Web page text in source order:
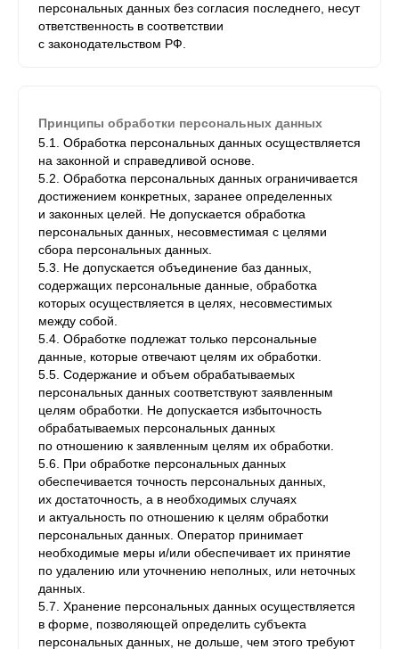
персональных данных без согласия последнего, несут
ответственность в соответствии
с законодательством РФ.
Принципы обработки персональных данных
5.1. Обработка персональных данных осуществляется
на законной и справедливой основе.
5.2. Обработка персональных данных ограничивается
достижением конкретных, заранее определенных
и законных целей. Не допускается обработка
персональных данных, несовместимая с целями
сбора персональных данных.
5.3. Не допускается объединение баз данных,
содержащих персональные данные, обработка
которых осуществляется в целях, несовместимых
между собой.
5.4. Обработке подлежат только персональные
данные, которые отвечают целям их обработки.
5.5. Содержание и объем обрабатываемых
персональных данных соответствуют заявленным
целям обработки. Не допускается избыточность
обрабатываемых персональных данных
по отношению к заявленным целям их обработки.
5.6. При обработке персональных данных
обеспечивается точность персональных данных,
их достаточность, а в необходимых случаях
и актуальность по отношению к целям обработки
персональных данных. Оператор принимает
необходимые меры и/или обеспечивает их принятие
по удалению или уточнению неполных, или неточных
данных.
5.7. Хранение персональных данных осуществляется
в форме, позволяющей определить субъекта
персональных данных, не дольше, чем этого требуют